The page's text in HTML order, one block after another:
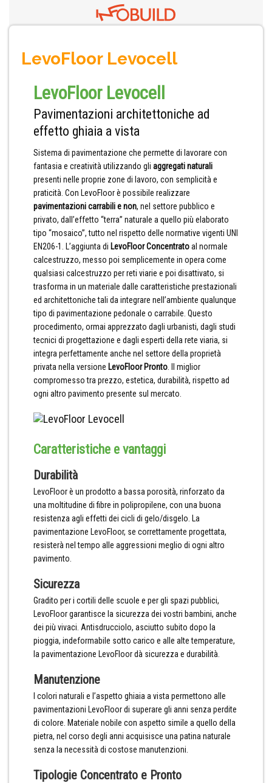
LevoFloor Levocell
LevoFloor Levocell
Pavimentazioni architettoniche ad
effetto ghiaia a vista
Sistema di pavimentazione che permette di lavorare con
fantasia e creatività utilizzando gli aggregati naturali
presenti nelle proprie zone di lavoro, con semplicità e
praticità. Con LevoFloor è possibile realizzare
pavimentazioni carrabili e non, nel settore pubblico e
privato, dall’effetto “terra” naturale a quello più elaborato
tipo “mosaico”, tutto nel rispetto delle normative vigenti UNI
EN206-1. L’aggiunta di LevoFloor Concentratoal normale
calcestruzzo, messo poi semplicemente in opera come
qualsiasi calcestruzzo per reti viarie e poi disattivato, si
trasforma in un materiale dalle caratteristiche prestazionali
ed architettoniche tali da integrare nell’ambiente qualunque
tipo di pavimentazione pedonale o carrabile. Questo
procedimento, ormai apprezzato dagli urbanisti, dagli studi
tecnici di progettazione e dagli esperti della rete viaria, si
integra perfettamente anche nel settore della proprietà
privata nella versione LevoFloor Pronto . Il miglior
compromesso tra prezzo, estetica, durabilità, rispetto ad
ogni altro pavimento presente sul mercato.
Caratteristiche e vantaggi
Durabilità
LevoFloor è un prodotto a bassa porosità, rinforzato da
una moltitudine di fibre in polipropilene, con una buona
resistenza agli effetti dei cicli di gelo/disgelo. La
pavimentazione LevoFloor, se correttamente progettata,
resisterà nel tempo alle aggressioni meglio di ogni altro
pavimento.
Sicurezza
Gradito per i cortili delle scuole e per gli spazi pubblici,
LevoFloor garantisce la sicurezza dei vostri bambini, anche
dei più vivaci. Antisdrucciolo, asciutto subito dopo la
pioggia, indeformabile sotto carico e alle alte temperature,
la pavimentazione LevoFloor dà sicurezza e durabilità.
Manutenzione
I colori naturali e l’aspetto ghiaia a vista permettono alle
pavimentazioni LevoFloor di superare gli anni senza perdite
di colore. Materiale nobile con aspetto simile a quello della
pietra, nel corso degli anni acquisisce una patina naturale
senza la necessità di costose manutenzioni.
Tipologie Concentrato e Pronto